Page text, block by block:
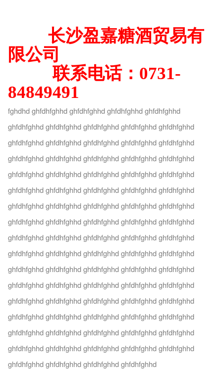
长沙盈嘉糖酒贸易有
限公司
联系电话：0731-
84849491
fghdhd ghfdhfghhd ghfdhfghhd ghfdhfghhd ghfdhfghhd
ghfdhfghhd ghfdhfghhd ghfdhfghhd ghfdhfghhd ghfdhfghhd
ghfdhfghhd ghfdhfghhd ghfdhfghhd ghfdhfghhd ghfdhfghhd
ghfdhfghhd ghfdhfghhd ghfdhfghhd ghfdhfghhd ghfdhfghhd
ghfdhfghhd ghfdhfghhd ghfdhfghhd ghfdhfghhd ghfdhfghhd
ghfdhfghhd ghfdhfghhd ghfdhfghhd ghfdhfghhd ghfdhfghhd
ghfdhfghhd ghfdhfghhd ghfdhfghhd ghfdhfghhd ghfdhfghhd
ghfdhfghhd ghfdhfghhd ghfdhfghhd ghfdhfghhd ghfdhfghhd
ghfdhfghhd ghfdhfghhd ghfdhfghhd ghfdhfghhd ghfdhfghhd
ghfdhfghhd ghfdhfghhd ghfdhfghhd ghfdhfghhd ghfdhfghhd
ghfdhfghhd ghfdhfghhd ghfdhfghhd ghfdhfghhd ghfdhfghhd
ghfdhfghhd ghfdhfghhd ghfdhfghhd ghfdhfghhd ghfdhfghhd
ghfdhfghhd ghfdhfghhd ghfdhfghhd ghfdhfghhd ghfdhfghhd
ghfdhfghhd ghfdhfghhd ghfdhfghhd ghfdhfghhd ghfdhfghhd
ghfdhfghhd ghfdhfghhd ghfdhfghhd ghfdhfghhd ghfdhfghhd
ghfdhfghhd ghfdhfghhd ghfdhfghhd ghfdhfghhd ghfdhfghhd
ghfdhfghhd ghfdhfghhd ghfdhfghhd ghfdhfghhd